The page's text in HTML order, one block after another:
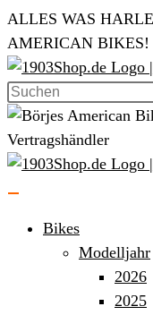
Zum
Inhalt
springen
ALLES WAS
AMERICAN BIKES!
Bikes
Modelljahr
2026
2025